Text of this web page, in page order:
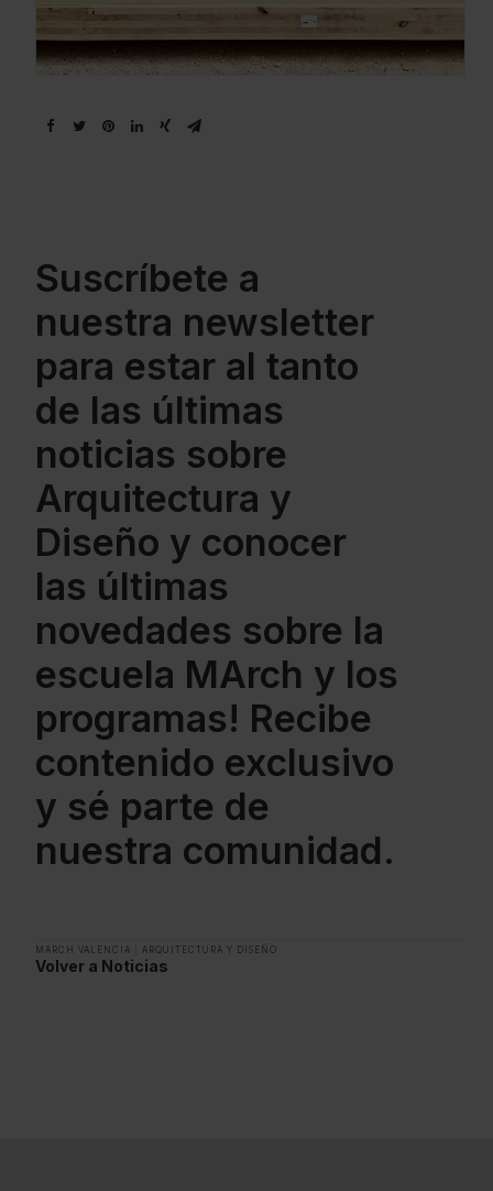
Suscríbete a
nuestra newsletter
para estar al tanto
de las últimas
noticias sobre
Arquitectura y
Diseño y conocer
las últimas
novedades sobre la
escuela MArch y los
programas! Recibe
contenido exclusivo
y sé parte de
nuestra comunidad.
MARCH VALENCIA ARQUITECTURA Y DISEÑO
Volver a Noticias